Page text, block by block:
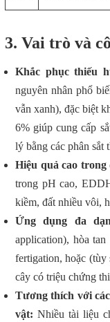
3. Vai trò và
Khắc phục thiếu
nguyên nhân phổ
vẫn xanh), đặc biệt
6% giúp cung cấp
lý bằng các phân sắt
Hiệu quả cao
trong pH cao,
kiềm, đất nhiều vôi,
Ứng dụng đa
application), hòa
fertigation, hoặc (tùy
cây có triệu chứng
Tương thích với
vật: Nhiều tài liệu